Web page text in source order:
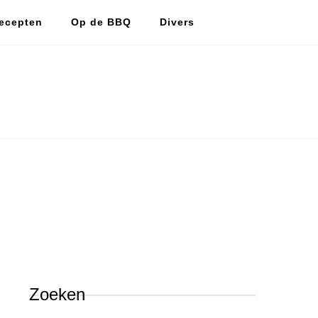
Op de BBQ Divers
Zoeken